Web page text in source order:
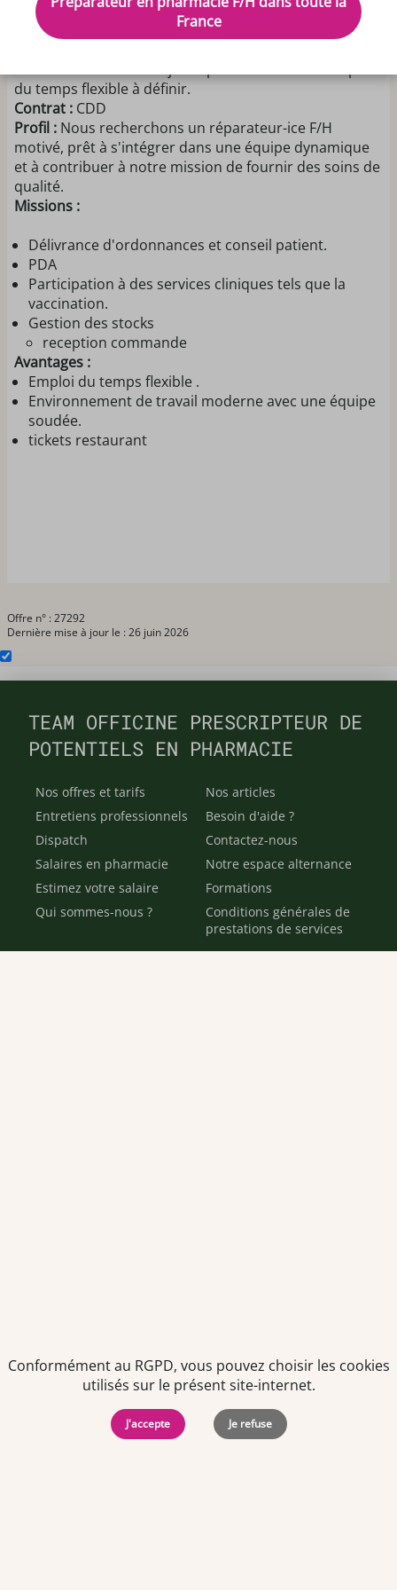
Lieu :
Pharmacie dynamique située dans un centre
commercial, offrant un environnement moderne et
du temps flexible à définir.
Contrat : CDD
Profil : Nous recherchons un réparateur-ice F/H
motivé, prêt à s'intégrer dans une équipe dynamique
et à contribuer à notre mission de fournir des soins de
qualité.
Missions :
Délivrance d'ordonnances et conseil patient.
PDA
Participation à des services cliniques tels que la
vaccination.
Gestion des stocks
reception commande
Avantages :
Emploi du temps flexible .
Environnement de travail moderne avec une équipe
soudée.
tickets restaurant
Offre n° : 27292
Dernière mise à jour le : 26 juin 2026
France
TEAM OFFICINE PRESCRIPTEUR DE
POTENTIELS EN PHARMACIE
Nos offres et tarifs
Entretiens professionnels
Dispatch
Salaires en pharmacie
Estimez votre salaire
Qui sommes-nous ?
Nos articles
Besoin d'aide ?
Contactez-nous
Notre espace alternance
Formations
Conditions générales de
prestations de services
protection des
Mentions Légales
Copyright © 2026. Team
Officine. Tous droits
Conformément au RGPD, vous pouvez choisir les cookies
utilisés sur le présent site-internet.
J'accepte Je refuse